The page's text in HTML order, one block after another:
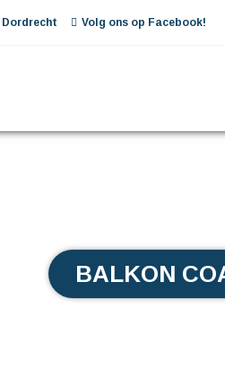
Volg ons op Facebook!
BALKON